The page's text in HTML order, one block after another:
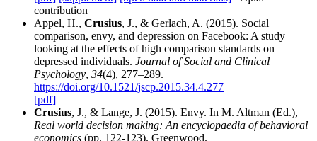
contribution
Appel, H., Crusius, J., & Gerlach, A. (2015). Social
comparison, envy, and depression on Facebook: A study
looking at the effects of high comparison standards on
depressed individuals. Journal of Social and Clinical
Psychology, 34(4), 277–289.
https://doi.org/10.1521/jscp.2015.34.4.277
[pdf]
Crusius, J., & Lange, J. (2015). Envy. In M. Altman (Ed.),
Real world decision making: An encyclopaedia of behavioral
economics (pp. 122-123). Greenwood.